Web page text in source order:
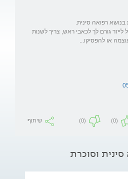
לייזר גורם לך לכאבי ראש, צריך לשנות
(0)
(0) שיתוף
וסוכרת